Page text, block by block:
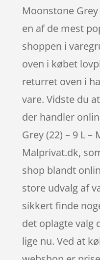
Moonstone Grey
en af de mest
shoppen i
oven i købet
returret oven i
vare. Vidste du
der handler
Grey (22) – 9 L
Malprivat.dk,
shop blandt
store udvalg af
sikkert finde
det oplagte valg
lige nu. Ved at